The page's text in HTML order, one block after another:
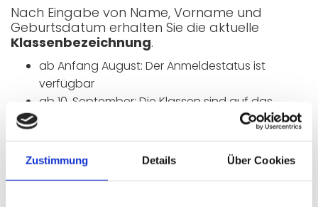
Zustimmung Details Über Cookies
Nach Eingabe von Name, Vorname und
Geburtsdatum erhalten Sie die aktuelle
Klassenbezeichnung.
ab Anfang August: Der Anmeldestatus ist
verfügbar
ab 10. September: Die Klassen sind auf das
kommende Schuljahr umgestellt. D.h. man findet
dann die zukünftige Klassenbezeichnung.
Dieletzte Ziffer
der Klasse ist gleichzeitig die
Zeitgruppe!